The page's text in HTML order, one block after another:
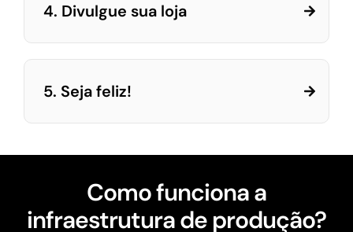
4. Divulgue sua loja
5. Seja feliz!
Como funciona a
infraestrutura de produção?